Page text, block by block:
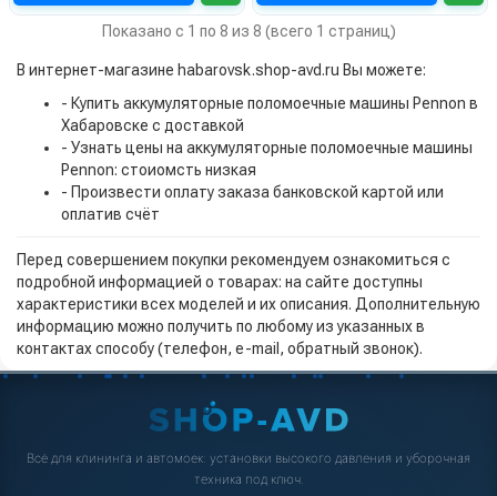
Показано с 1 по 8 из 8 (всего 1 страниц)
В интернет-магазине habarovsk.shop-avd.ru Вы можете:
- Купить аккумуляторные поломоечные машины Pennon в
Хабаровске с доставкой
- Узнать цены на аккумуляторные поломоечные машины
Pennon: стоиомсть низкая
- Произвести оплату заказа банковской картой или
оплатив счёт
Перед совершением покупки рекомендуем ознакомиться с
подробной информацией о товарах: на сайте доступны
характеристики всех моделей и их описания. Дополнительную
информацию можно получить по любому из указанных в
контактах способу (телефон, e-mail, обратный звонок).
Всё для клининга и автомоек: установки высокого давления и уборочная
техника под ключ.